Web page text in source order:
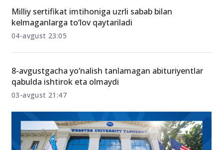
Milliy sertifikat imtihoniga uzrli sabab bilan
kelmaganlarga to‘lov qaytariladi
04-avgust 23:05
8-avgustgacha yo‘nalish tanlamagan abituriyentlar
qabulda ishtirok eta olmaydi
03-avgust 21:47